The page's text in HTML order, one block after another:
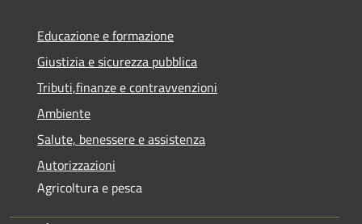
Educazione e formazione
Giustizia e sicurezza pubblica
Tributi,finanze e contravvenzioni
Ambiente
Salute, benessere e assistenza
Autorizzazioni
Agricoltura e pesca